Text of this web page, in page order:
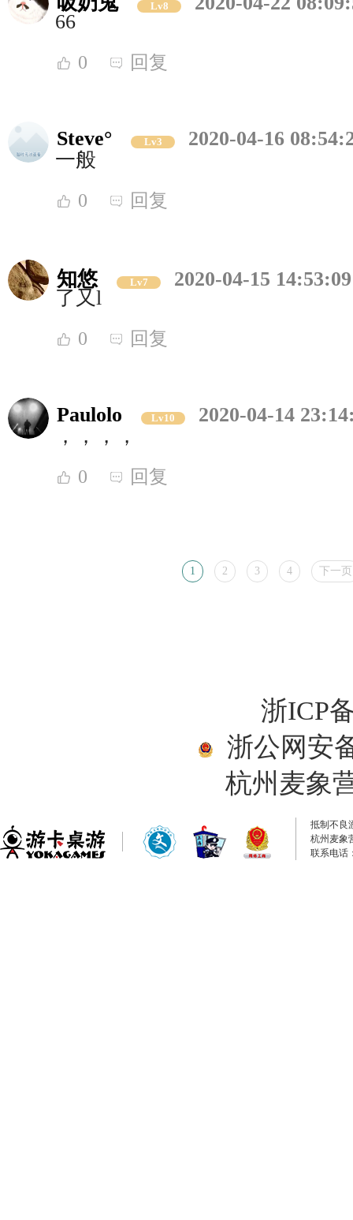
Lv8
66
0 回复
Steve° Lv3
2020-04-16
一般
0 回复
知悠 Lv7
2020-04-15 14:53:09
了又l
0 回复
Paulolo Lv10
2020-04-14
，，，，
0 回复
1 2 3 4 下一页
浙ICP
浙公网安
杭州麦象
抵制不良
杭州麦象
联系电话